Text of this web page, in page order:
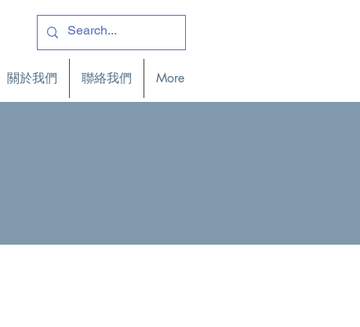
關於我們 聯絡我們 More